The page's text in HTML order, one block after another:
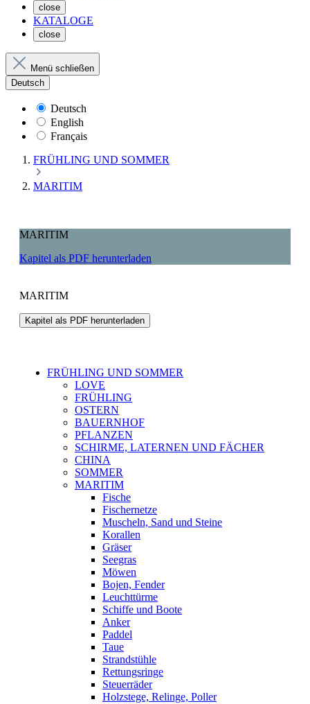
close
KATALOGE
close
Menü schließen
Deutsch
Deutsch
English
Français
FRÜHLING UND SOMMER
MARITIM
MARITIM
Kapitel als PDF herunterladen
MARITIM
Kapitel als PDF herunterladen
FRÜHLING UND SOMMER
LOVE
FRÜHLING
OSTERN
BAUERNHOF
PFLANZEN
SCHIRME, LATERNEN UND FÄCHER
CHINA
SOMMER
MARITIM
Fische
Fischernetze
Muscheln, Sand und Steine
Korallen
Gräser
Seegras
Möwen
Bojen, Fender
Leuchttürme
Schiffe und Boote
Anker
Paddel
Taue
Strandstühle
Rettungsringe
Steuerräder
Holzstege, Relinge, Poller